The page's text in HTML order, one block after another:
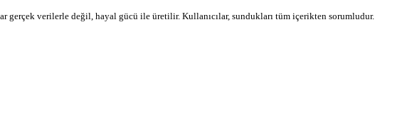
verilerle değil, hayal gücü ile üretilir. Kullanıcılar, sundukları tüm içerikten sorumludur.